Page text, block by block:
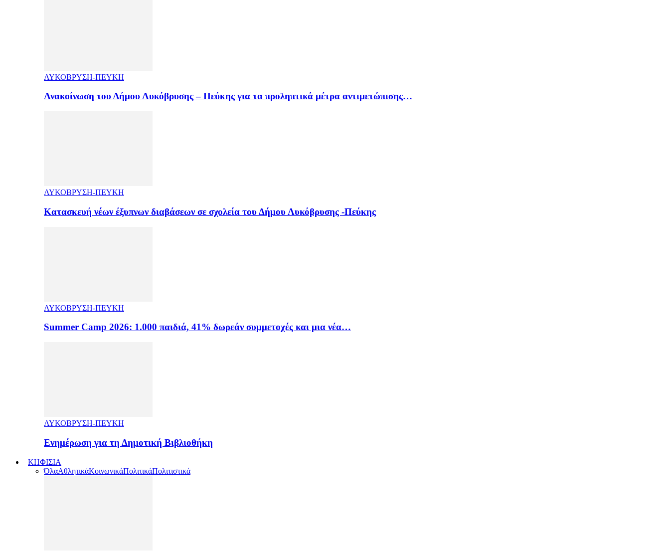
ΛΥΚΟΒΡΥΣΗ-ΠΕΥΚΗ
Ανακοίνωση του Δήμου Λυκόβρυσης – Πεύκης για τα προληπτικά μέτρα αντιμετώπισης…
ΛΥΚΟΒΡΥΣΗ-ΠΕΥΚΗ
Κατασκευή νέων έξυπνων διαβάσεων σε σχολεία του Δήμου Λυκόβρυσης -Πεύκης
ΛΥΚΟΒΡΥΣΗ-ΠΕΥΚΗ
Summer Camp 2026: 1.000 παιδιά, 41% δωρεάν συμμετοχές και μια νέα…
ΛΥΚΟΒΡΥΣΗ-ΠΕΥΚΗ
Ενημέρωση για τη Δημοτική Βιβλιοθήκη
ΚΗΦΙΣΙΑ
ΌλαΑθλητικάΚοινωνικάΠολιτικάΠολιτιστικά